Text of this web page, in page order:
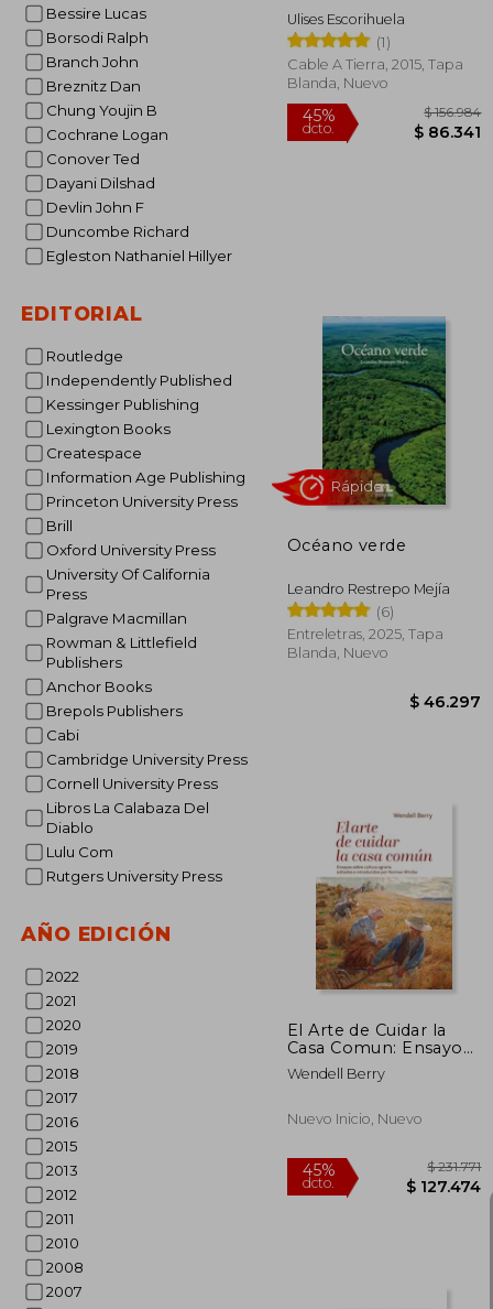
Bessire Lucas
Borsodi Ralph
Branch John
Breznitz Dan
Chung Youjin B
Cochrane Logan
Conover Ted
Dayani Dilshad
Devlin John F
Duncombe Richard
Egleston Nathaniel Hillyer
EDITORIAL
Routledge
Independently Published
Kessinger Publishing
Lexington Books
Createspace
Information Age Publishing
Princeton University Press
Brill
Oxford University Press
University Of California
Press
Palgrave Macmillan
Rowman & Littlefield
Publishers
Anchor Books
Brepols Publishers
Cabi
Cambridge University Press
Cornell University Press
Libros La Calabaza Del
Diablo
Lulu Com
Rutgers University Press
AÑO EDICIÓN
2022
2021
2020
2019
2018
2017
2016
2015
2013
2012
2011
2010
2008
2007
Ulises Escorihuela
(1)
Cable A Tierra, 2015, Tapa
Blanda, Nuevo
Océano verde
Leandro Restrepo Mejía
(6)
Entreletras, 2025, Tapa
Blanda, Nuevo
El Arte de Cuidar la
Casa Comun: Ensayos
Sobre Cultura Agraria
Editados e
Norman
Wendell Berry
Nuevo Inicio, Nuevo